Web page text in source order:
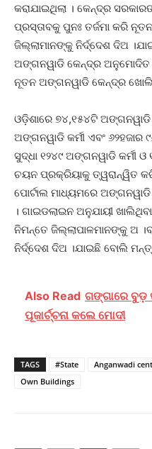
କରାଯାଇଥିଲା । କେନ୍ଦ୍ର
ପ୍ରସ୍ତାବକୁ ପୁନଃ ତର୍ଜମା କରି
ଜିଲ୍ଲାମାନଙ୍କୁ ନିର୍ଦ୍ଦେଶ ଦିଅ
ଅଙ୍ଗନୱାଡି କେନ୍ଦ୍ର ଅନୁମୋଦିତ
ନୂତନ ଅଙ୍ଗନୱାଡି କେନ୍ଦ୍ର
ଓଡ଼ିଶାରେ ୭୪,୧୫୪ଟି
ଅଙ୍ଗନୱାଡି କର୍ମୀ ଏବଂ ୬୨ହଜାର
ସୁଦ୍ଧା ୧୨୪୯ ଅଙ୍ଗନୱାଡି କର୍ମୀ ଓ
ଚୟନ ପ୍ରକ୍ରିୟାକୁ ତ୍ୱରାନ୍ୱିତ
ପୋର୍ଟାଲ ମାଧ୍ୟମରେ
। ଗାଇଡଲାଇନ ଅନୁଯାୟୀ
ନିମନ୍ତେ ଜିଲ୍ଲାପାଳମାନଙ୍କୁ ଅ
ନିର୍ଦ୍ଦେଶ ଦିଅ ।ଯାଇଛି ବୋଲି
Also Read ଗଙ୍ଗାରେ ବୁଡ଼
ପୂଜାର୍ଚ୍ଚନା କଲେ ମୋଦୀ
TAGS #State Anganwadi
Own Buildings